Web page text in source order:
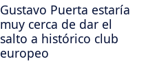
Gustavo Puerta estaría
muy cerca de dar el
salto a histórico club
europeo